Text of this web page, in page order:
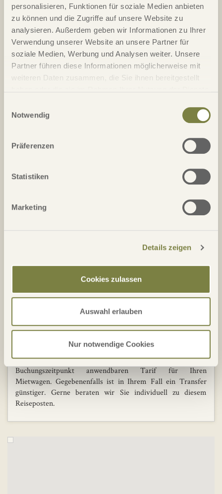
personalisieren, Funktionen für soziale Medien anbieten
zu können und die Zugriffe auf unsere Website zu
analysieren. Außerdem geben wir Informationen zu Ihrer
Verwendung unserer Website an unsere Partner für
soziale Medien, Werbung und Analysen weiter. Unsere
Partner führen diese Informationen möglicherweise mit
weiteren Daten zusammen, die Sie ihnen bereitgestellt
Notwendig
Präferenzen
Statistiken
Marketing
Details zeigen
Cookies zulassen
Auswahl erlauben
Nur notwendige Cookies
01.04.26 - 31.05.26 1.365,00 € 1.560,00 €
JETZT ANFRAGEN
01.06.26 - 14.09.26 Preis auf Anfrage Preis auf Anfrage
15.09.26 - 30.09.26 1.568,00 €
JETZT ANFRAGEN
01.10.26 - 31.10.26 1.438,00 €
Weitere Zimmerkategorien, Apartments oder
Aufpreis Halbpension 68,00€ pro Person/Nacht
Kurtaxe: ca. € 1,00 bis € 4,00 pro Person / Tag (zahlbar vor
Ort) - abhängig von der Region und Saison
Ihr Angebot beinhaltet den nach dem
Buchungszeitpunkt anwendbaren Tarif für Ihren
Mietwagen. Gegebenenfalls ist in Ihrem Fall ein Transfer
günstiger. Gerne beraten wir Sie individuell zu diesem
Reiseposten.